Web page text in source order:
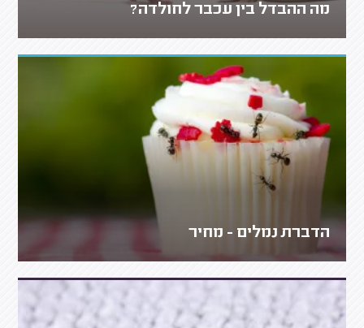
מה ההבדל בין עכבר לחולדה?
הדברת נמלים - מחיר